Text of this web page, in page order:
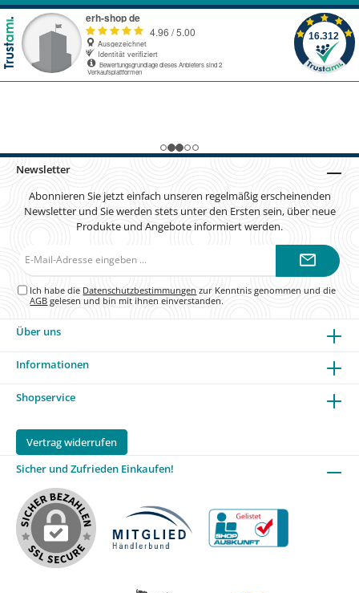
Newsletter
Abonnieren Sie jetzt einfach unseren regelmäßig erscheinenden
Newsletter und Sie werden stets unter den Ersten sein, über neue
Produkte und Angebote informiert werden.
Ich habe die Datenschutzbestimmungen zur Kenntnis genommen und die
AGB gelesen und bin mit ihnen einverstanden.
Über uns
Informationen
Shopservice
Vertrag widerrufen
Sicher und Zufrieden Einkaufen!